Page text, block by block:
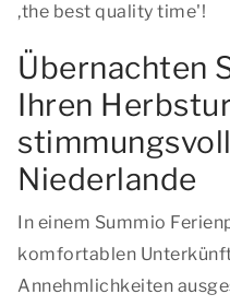
,the best quality time'!
Übernachten
Ihren
Niederlande
In einem Summio
komfortablen
Annehmlichkeiten